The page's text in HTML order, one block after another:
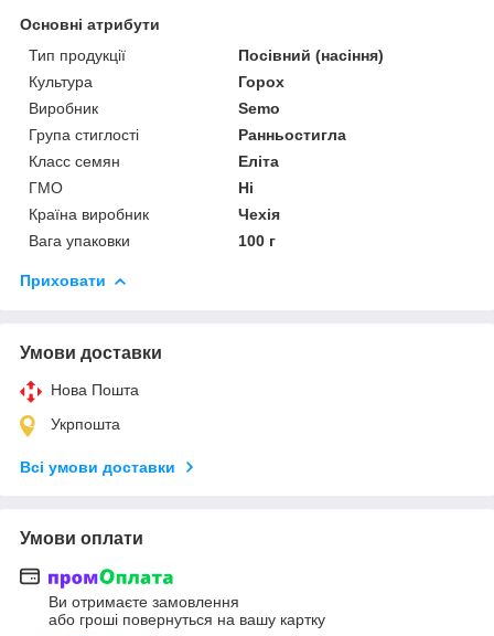
Основні атрибути
Тип продукції
Посівний (насіння)
Культура
Горох
Виробник
Semo
Група стиглості
Ранньостигла
Класс семян
Еліта
ГМО
Ні
Країна виробник
Чехія
Вага упаковки
100 г
Приховати
Умови доставки
Нова Пошта
Укрпошта
Всі умови доставки
Умови оплати
Ви отримаєте замовлення
або гроші повернуться на вашу картку